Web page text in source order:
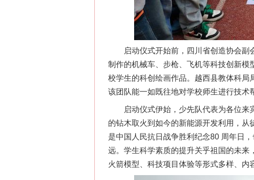
启动仪式开始前，四川省创造协会副会
制作的机械车、步枪、飞机等科技创新
校学生的科创绘画作品。越西县教体科
该团队能一如既往地对学校师生进行技术
启动仪式伊始，少先队代表为各位来
的钻木取火到如今的新能源开发利用，
是中国人民抗日战争胜利纪念80 周年日
远。学生科学素质的提升关乎祖国的未来
火箭模型、科技项目体验等形式多样、内